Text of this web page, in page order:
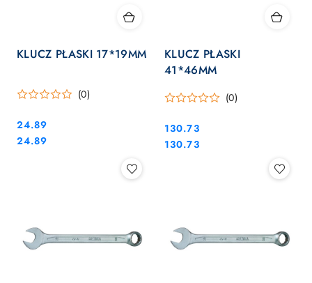
KLUCZ PŁASKI 17*19MM
(0)
Cena:
24.89
Cena:
24.89
KLUCZ PŁASKI
41*46MM
(0)
Cena:
130.73
Cena:
130.73